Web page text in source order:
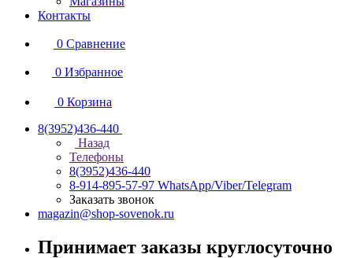
Контакты
0 Сравнение
0 Избранное
0 Корзина
8(3952)436-440
Назад
Телефоны
8(3952)436-440
8-914-895-57-97 WhatsApp/Viber/Telegram
Заказать звонок
magazin@shop-sovenok.ru
Принимает заказы круглосуточно